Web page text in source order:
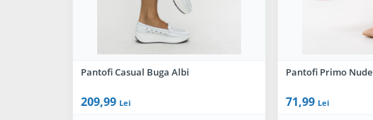
Pantofi Casual Buga Albi
209,99 Lei
Pantofi Primo Nude
71,99 Lei